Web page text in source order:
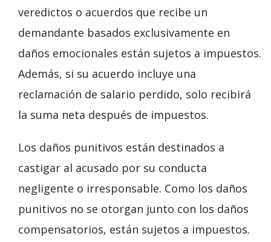
veredictos o acuerdos que recibe un
demandante basados exclusivamente en
daños emocionales están sujetos a impuestos.
Además, si su acuerdo incluye una
reclamación de salario perdido, solo recibirá
la suma neta después de impuestos.
Los daños punitivos están destinados a
castigar al acusado por su conducta
negligente o irresponsable. Como los daños
punitivos no se otorgan junto con los daños
compensatorios, están sujetos a impuestos.